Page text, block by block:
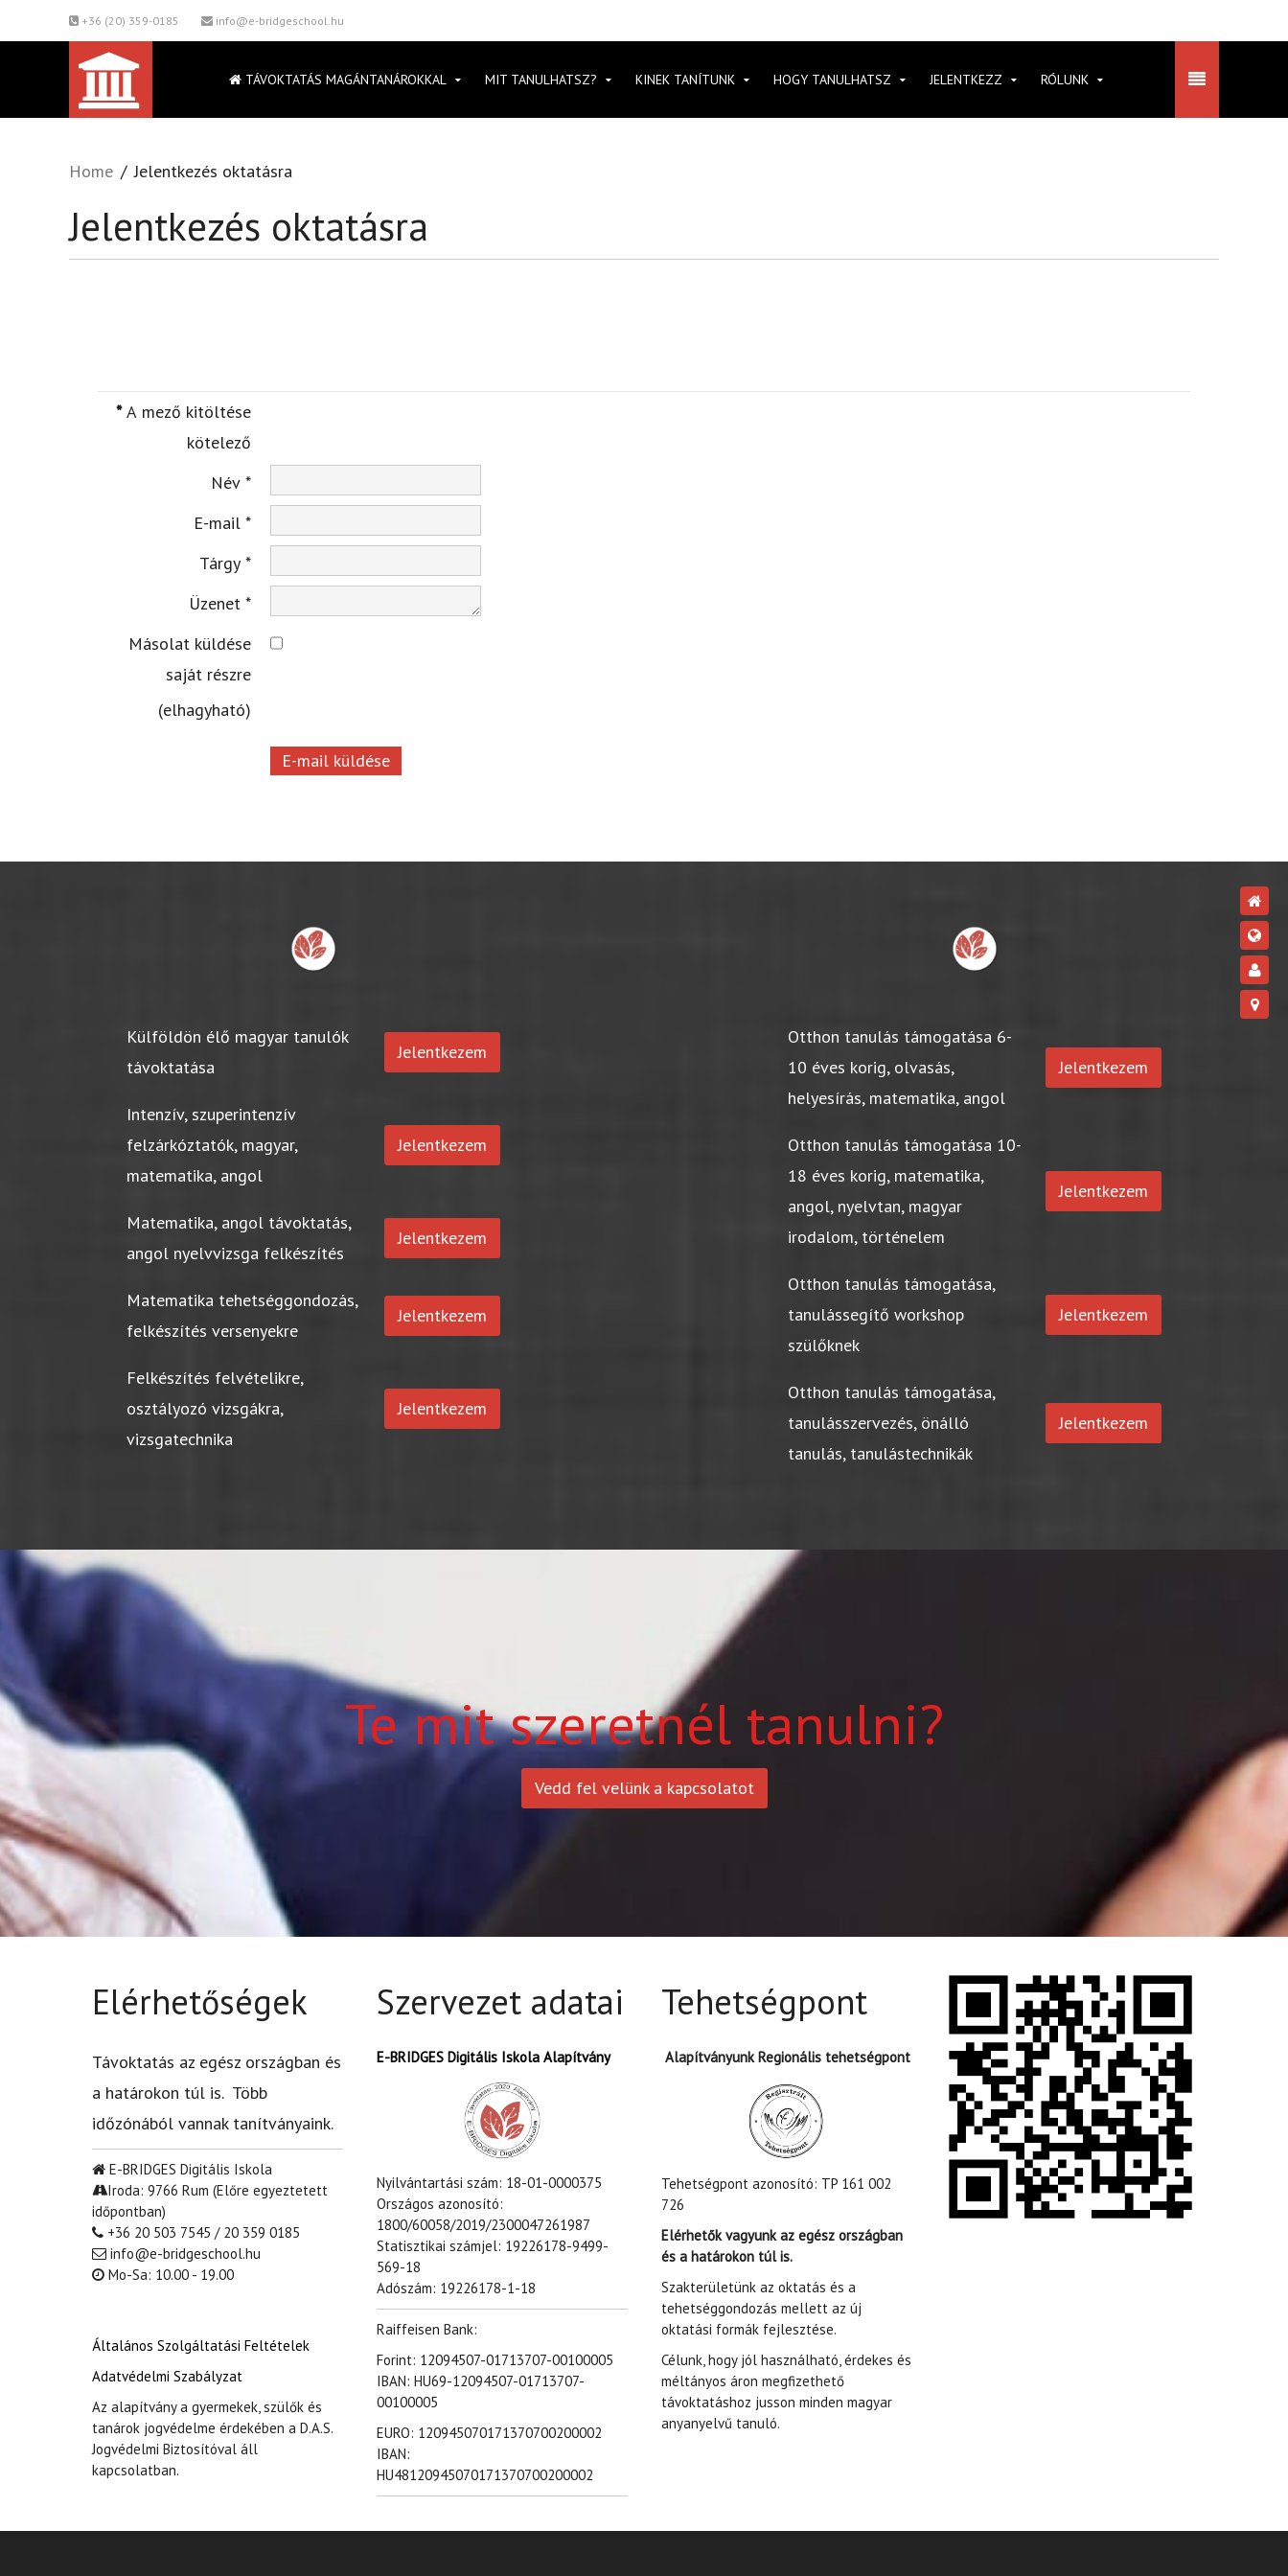
+36 (20) 359-0185 info@e-bridgeschool.hu
TÁVOKTATÁS MAGÁNTANÁROKKAL MIT TANULHATSZ? KINEK TANÍTUNK HOGY TANULHATSZ JELENTKEZZ RÓLUNK
Home Jelentkezés oktatásra
Jelentkezés oktatásra
*A mező kitöltése
kötelező
Név *
E-mail *
Tárgy *
Üzenet *
Másolat küldése
saját részre
(elhagyható)
E-mail küldése
Külföldön élő magyar tanulók
távoktatása
Jelentkezem
Intenzív, szuperintenzív
felzárkóztatók, magyar,
matematika, angol
Jelentkezem
Matematika, angol távoktatás,
angol nyelvvizsga felkészítés
Jelentkezem
Matematika tehetséggondozás,
felkészítés versenyekre
Jelentkezem
Felkészítés felvételikre,
osztályozó vizsgákra,
vizsgatechnika
Jelentkezem
Otthon tanulás támogatása 6-
10 éves korig, olvasás,
helyesírás, matematika, angol
Jelentkezem
Otthon tanulás támogatása 10-
18 éves korig, matematika,
angol, nyelvtan, magyar
irodalom, történelem
Jelentkezem
Otthon tanulás támogatása,
tanulássegítő workshop
szülőknek
Jelentkezem
Otthon tanulás támogatása,
tanulásszervezés, önálló
tanulás, tanulástechnikák
Jelentkezem
Te mit szeretnél tanulni?
Vedd fel velünk a kapcsolatot
Elérhetőségek
Távoktatás az egész országban és
a határokon túl is. Több
időzónából vannak tanítványaink.
E-BRIDGES Digitális Iskola
Iroda: 9766 Rum (Előre egyeztetett
időpontban)
+36 20 503 7545 / 20 359 0185
info@e-bridgeschool.hu
Mo-Sa: 10.00 - 19.00
Általános Szolgáltatási Feltételek
Adatvédelmi Szabályzat
Az alapítvány a gyermekek, szülők és
tanárok jogvédelme érdekében a D.A.S.
Jogvédelmi Biztosítóval áll
kapcsolatban.
Szervezet adatai
E-BRIDGES Digitális Iskola Alapítvány
Nyilvántartási szám: 18-01-0000375
Országos azonosító:
1800/60058/2019/2300047261987
Statisztikai számjel: 19226178-9499-
569-18
Adószám: 19226178-1-18
Raiffeisen Bank:
Forint: 12094507-01713707-00100005
IBAN: HU69-12094507-01713707-
00100005
EURO: 120945070171370700200002
IBAN:
HU48120945070171370700200002
Tehetségpont
Alapítványunk Regionális tehetségpont
Tehetségpont azonosító: TP 161 002
726
Elérhetők vagyunk az egész országban
és a határokon túl is.
Szakterületünk az oktatás és a
tehetséggondozás mellett az új
oktatási formák fejlesztése.
Célunk, hogy jól használható, érdekes és
méltányos áron megfizethető
távoktatáshoz jusson minden magyar
anyanyelvű tanuló.